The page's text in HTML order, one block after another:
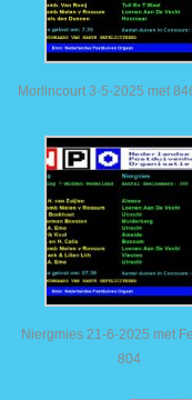
Morlincourt 3-5-2025 met
Niergmies 21-6-2025 met
804